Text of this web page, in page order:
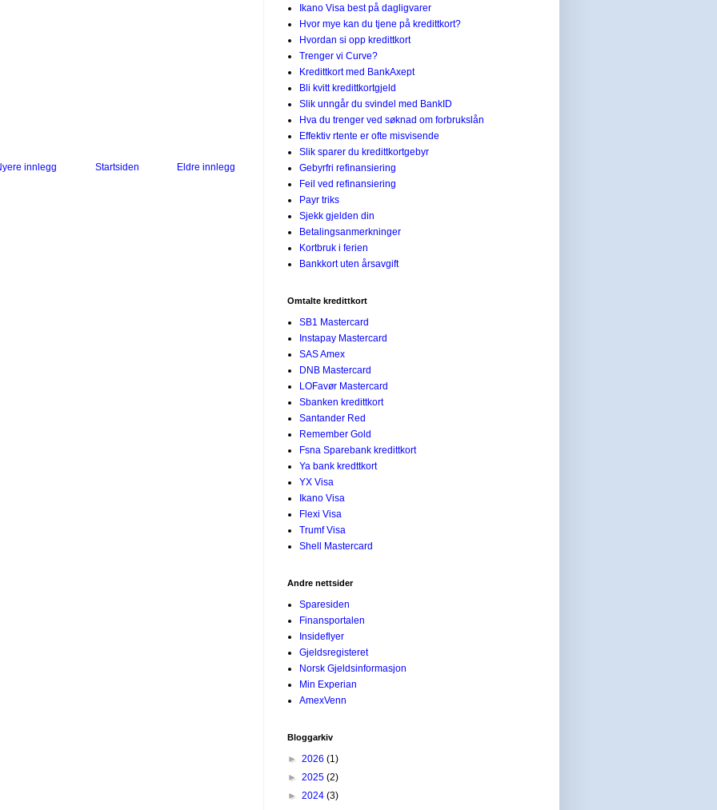
innlegg Eldre innlegg
Startsiden
Ikano Visa best på dagligvarer
Hvor mye kan du tjene på kredittkort?
Hvordan si opp kredittkort
Trenger vi Curve?
Kredittkort med BankAxept
Bli kvitt kredittkortgjeld
Slik unngår du svindel med BankID
Hva du trenger ved søknad om forbrukslån
Effektiv rtente er ofte misvisende
Slik sparer du kredittkortgebyr
Gebyrfri refinansiering
Feil ved refinansiering
Payr triks
Sjekk gjelden din
Betalingsanmerkninger
Kortbruk i ferien
Bankkort uten årsavgift
Omtalte kredittkort
SB1 Mastercard
Instapay Mastercard
SAS Amex
DNB Mastercard
LOFavør Mastercard
Sbanken kredittkort
Santander Red
Remember Gold
Fsna Sparebank kredittkort
Ya bank kredttkort
YX Visa
Ikano Visa
Flexi Visa
Trumf Visa
Shell Mastercard
Andre nettsider
Sparesiden
Finansportalen
Insideflyer
Gjeldsregisteret
Norsk Gjeldsinformasjon
Min Experian
AmexVenn
Bloggarkiv
► 2026 (1)
► 2025 (2)
► 2024 (3)